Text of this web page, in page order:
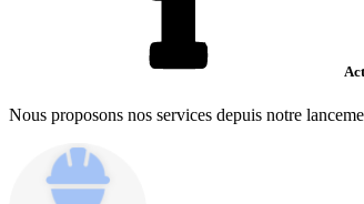
Nous proposons nos services depuis notre